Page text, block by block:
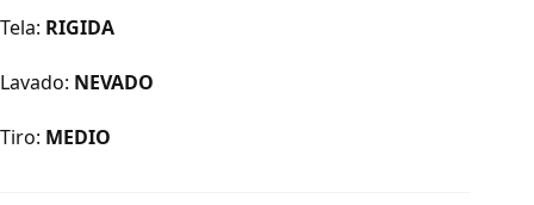
Tela: RIGIDA
Lavado: NEVADO
Tiro: MEDIO